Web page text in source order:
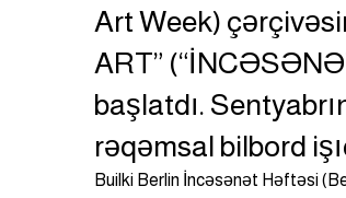
Art Week)
ART”
başlatdı.
rəqəmsal bilbord
Builki Berlin İncəsənət Həftəsi